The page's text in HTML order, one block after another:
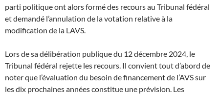
parti politique ont alors formé des recours au Tribunal fédéral
et demandé l’annulation de la votation relative à la
modification de la LAVS.
Lors de sa délibération publique du 12 décembre 2024, le
Tribunal fédéral rejette les recours. Il convient tout d’abord de
noter que l’évaluation du besoin de financement de l’AVS sur
les dix prochaines années constitue une prévision. Les